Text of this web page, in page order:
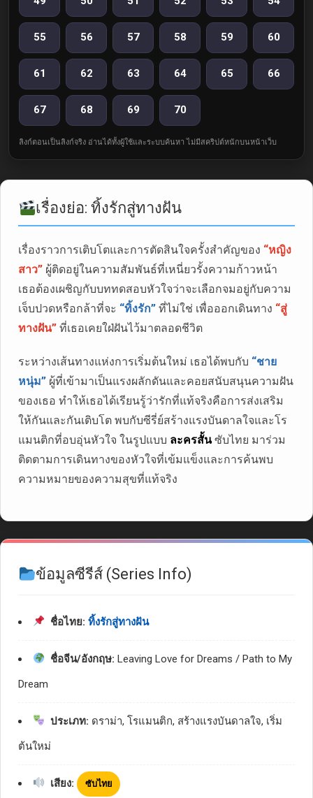
55 56 57 58 59 60
61 62 63 64 65 66
67 68 69 70
ลิงก์ตอนเป็นลิงก์จริง อ่านได้ทั้งผู้ใช้และระบบค้นหา ไม่มีสคริปต์หนักบนหน้าเว็บ
เรื่องย่อ: ทิ้งรักสู่ทางฝัน
เรื่องราวการเติบโตและการตัดสินใจครั้งสำคัญของ “หญิง
สาว” ผู้ติดอยู่ในความสัมพันธ์ที่เหนี่ยวรั้งความก้าวหน้า
เธอต้องเผชิญกับบททดสอบหัวใจว่าจะเลือกจมอยู่กับความ
เจ็บปวดหรือกล้าที่จะ “ทิ้งรัก” ที่ไม่ใช่ เพื่อออกเดินทาง “สู่
ทางฝัน” ที่เธอเคยใฝ่ฝันไว้มาตลอดชีวิต
ระหว่างเส้นทางแห่งการเริ่มต้นใหม่ เธอได้พบกับ “ชาย
หนุ่ม” ผู้ที่เข้ามาเป็นแรงผลักดันและคอยสนับสนุนความฝัน
ของเธอ ทำให้เธอได้เรียนรู้ว่ารักที่แท้จริงคือการส่งเสริม
ให้กันและกันเติบโต พบกับซีรี่ย์สร้างแรงบันดาลใจและโร
แมนติกที่อบอุ่นหัวใจ ในรูปแบบ ละครสั้นซับไทย มาร่วม
ติดตามการเดินทางของหัวใจที่เข้มแข็งและการค้นพบ
ความหมายของความสุขที่แท้จริง
ข้อมูลซีรีส์ (Series Info)
ชื่อไทย: ทิ้งรักสู่ทางฝัน
ชื่อจีน/อังกฤษ: Leaving Love for Dreams / Path to My
Dream
ประเภท: ดราม่า, โรแมนติก, สร้างแรงบันดาลใจ, เริ่ม
ต้นใหม่
เสียง: ซับไทย